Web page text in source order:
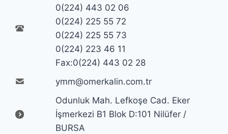
0(224) 443 02 06
0(224) 225 55 72
0(224) 225 55 73
0(224) 223 46 11
Fax:0(224) 443 02 28
ymm@omerkalin.com.tr
Odunluk Mah. Lefkoşe Cad. Eker
İşmerkezi B1 Blok D:101 Nilüfer /
BURSA